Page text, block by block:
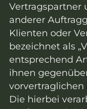
Vertragspartner
anderer
Klienten oder
bezeichnet als
entsprechend
ihnen
vorvertraglichen
Die hierbei